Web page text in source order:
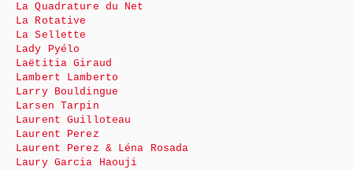
La Quadrature du Net
La Rotative
La Sellette
Lady Pyélo
Laëtitia Giraud
Lambert Lamberto
Larry Bouldingue
Larsen Tarpin
Laurent Guilloteau
Laurent Perez
Laurent Perez & Léna Rosada
Laury Garcia Haouji